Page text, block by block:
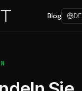
Blog DE